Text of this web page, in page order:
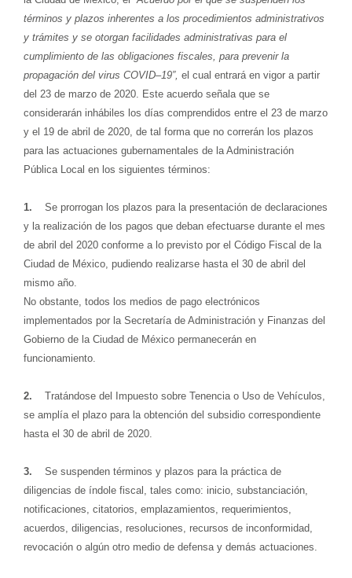
términos y plazos inherentes a los procedimientos administrativos
y trámites y se otorgan facilidades administrativas para el
cumplimiento de las obligaciones fiscales, para prevenir la
propagación del virus COVID–19”, el cual entrará en vigor a partir
del 23 de marzo de 2020. Este acuerdo señala que se
considerarán inhábiles los días comprendidos entre el 23 de marzo
y el 19 de abril de 2020, de tal forma que no correrán los plazos
para las actuaciones gubernamentales de la Administración
Pública Local en los siguientes términos:
1. Se prorrogan los plazos para la presentación de declaraciones
y la realización de los pagos que deban efectuarse durante el mes
de abril del 2020 conforme a lo previsto por el Código Fiscal de la
Ciudad de México, pudiendo realizarse hasta el 30 de abril del
mismo año.
No obstante, todos los medios de pago electrónicos
implementados por la Secretaría de Administración y Finanzas del
Gobierno de la Ciudad de México permanecerán en
funcionamiento.
2. Tratándose del Impuesto sobre Tenencia o Uso de Vehículos,
se amplía el plazo para la obtención del subsidio correspondiente
hasta el 30 de abril de 2020.
3. Se suspenden términos y plazos para la práctica de
diligencias de índole fiscal, tales como: inicio, substanciación,
notificaciones, citatorios, emplazamientos, requerimientos,
acuerdos, diligencias, resoluciones, recursos de inconformidad,
revocación o algún otro medio de defensa y demás actuaciones.